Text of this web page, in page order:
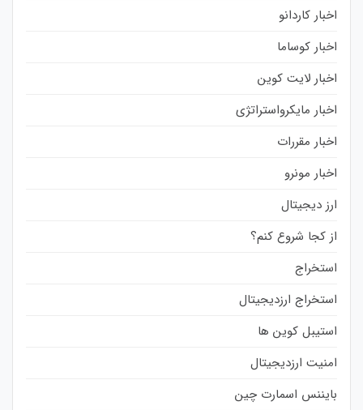
اخبار کاردانو
اخبار کوساما
اخبار لایت کوین
اخبار مایکرواستراتژی
اخبار مقررات
اخبار مونرو
ارز دیجیتال
از کجا شروع کنم؟
استخراج
استخراج ارزدیجیتال
استیبل کوین ها
امنیت ارزدیجیتال
بایننس اسمارت چین